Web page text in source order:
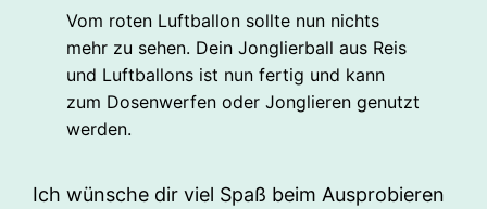
Vom roten Luftballon sollte nun nichts
mehr zu sehen. Dein Jonglierball aus Reis
und Luftballons ist nun fertig und kann
zum Dosenwerfen oder Jonglieren genutzt
werden.
Ich wünsche dir viel Spaß beim Ausprobieren